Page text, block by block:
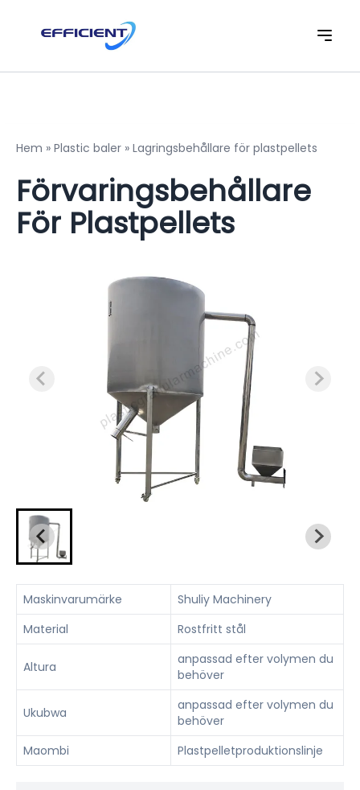
Hem » Plastic baler » Lagringsbehållare för plastpellets
Förvaringsbehållare
För Plastpellets
Maskinvarumärke
Shuliy Machinery
Material
Rostfritt stål
Altura
anpassad efter volymen du
behöver
Ukubwa
anpassad efter volymen du
behöver
Maombi
Plastpelletproduktionslinje